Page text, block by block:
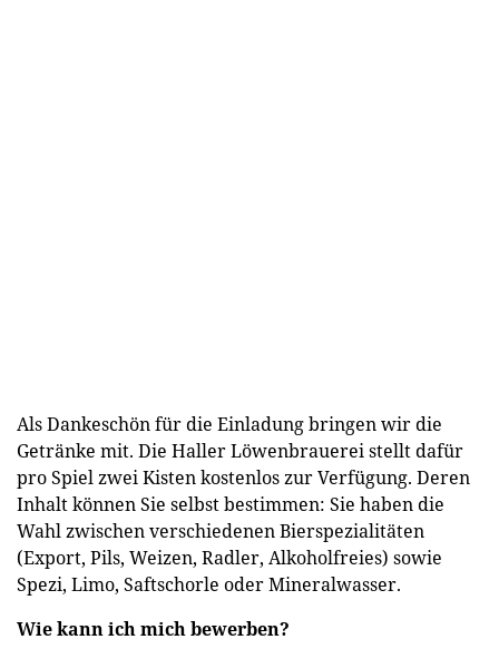
Als Dankeschön für die Einladung bringen wir die
Getränke mit. Die Haller Löwenbrauerei stellt dafür
pro Spiel zwei Kisten kostenlos zur Verfügung. Deren
Inhalt können Sie selbst bestimmen: Sie haben die
Wahl zwischen verschiedenen Bierspezialitäten
(Export, Pils, Weizen, Radler, Alkoholfreies) sowie
Spezi, Limo, Saftschorle oder Mineralwasser.
Wie kann ich mich bewerben?